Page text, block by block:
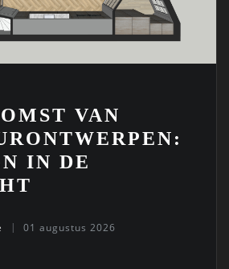
VAN
IN DE
01 augustus 2026